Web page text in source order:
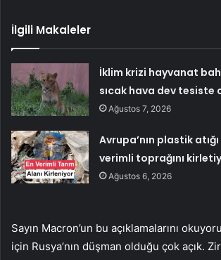
İlgili Makaleler
İklim krizi hayvanat
sıcak hava dev tesiste
Ağustos 7, 2026
Avrupa’nın plastik
verimli toprağını
Ağustos 6, 2026
Sayın Macron’un bu açıklamalarını
için Rusya’nın düşman olduğu çok açık.